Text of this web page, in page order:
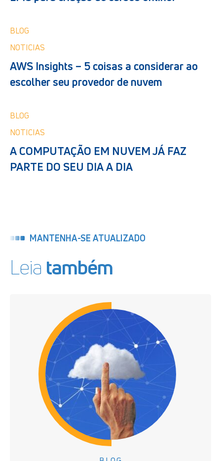
BLOG
NOTICIAS
AWS Insights – 5 coisas a considerar ao
escolher seu provedor de nuvem
BLOG
NOTICIAS
A COMPUTAÇÃO EM NUVEM JÁ FAZ
PARTE DO SEU DIA A DIA
MANTENHA-SE ATUALIZADO
Leia também